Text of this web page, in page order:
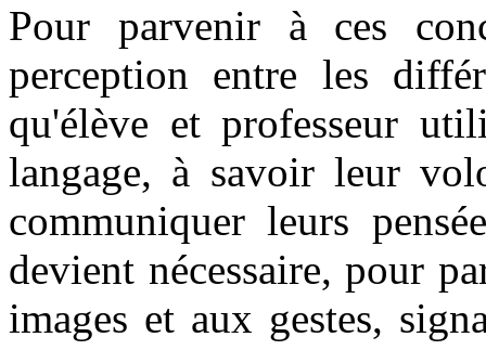
Pour parvenir à ces
perception entre les
qu'élève et professeur
langage, à savoir leur
communiquer leurs
devient nécessaire, pour
images et aux gestes,